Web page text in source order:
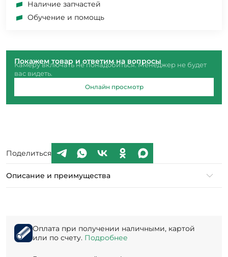
Наличие запчастей
Обучение и помощь
Покажем товар и ответим на вопросы
Камеру включать не понадобиться. Менеджер не будет
вас видеть.
Онлайн просмотр
Поделиться
Описание и преимущества
Оплата при получении наличными, картой
или по счету. Подробнее